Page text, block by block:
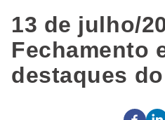
13 de julho/
Fechamento
destaques